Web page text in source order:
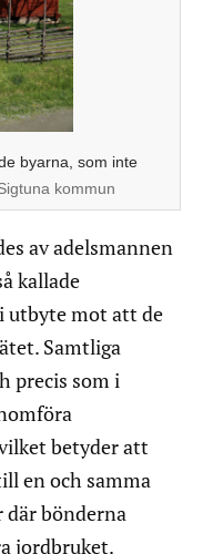
byarna, som inte
kommun
av adelsmannen
kallade
utbyte mot att de
Samtliga
precis som i
betyder att
en och samma
bönderna
jordbruket.